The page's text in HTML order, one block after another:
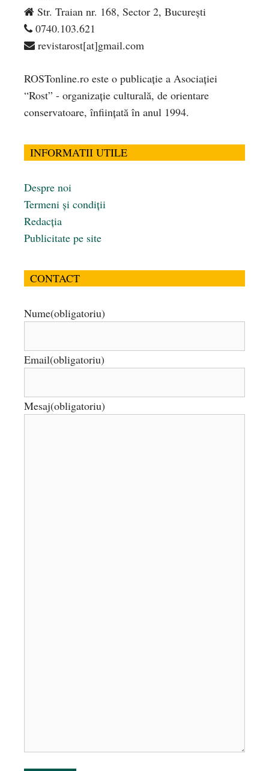
Str. Traian nr. 168, Sector 2, București
0740.103.621
revistarost[at]gmail.com
ROSTonline.ro este o publicaţie a Asociaţiei
“Rost” - organizaţie culturală, de orientare
conservatoare, înfiinţată în anul 1994.
INFORMATII UTILE
Despre noi
Termeni și condiții
Redacția
Publicitate pe site
CONTACT
Nume(obligatoriu)
Email(obligatoriu)
Mesaj(obligatoriu)